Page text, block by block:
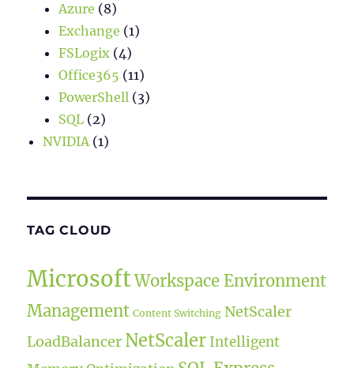
Azure (8)
Exchange (1)
FSLogix (4)
Office365 (11)
PowerShell (3)
SQL (2)
NVIDIA(1)
TAG CLOUD
MicrosoftWorkspace Environment
Management Content Switching NetScaler
LoadBalancer NetScaler Intelligent